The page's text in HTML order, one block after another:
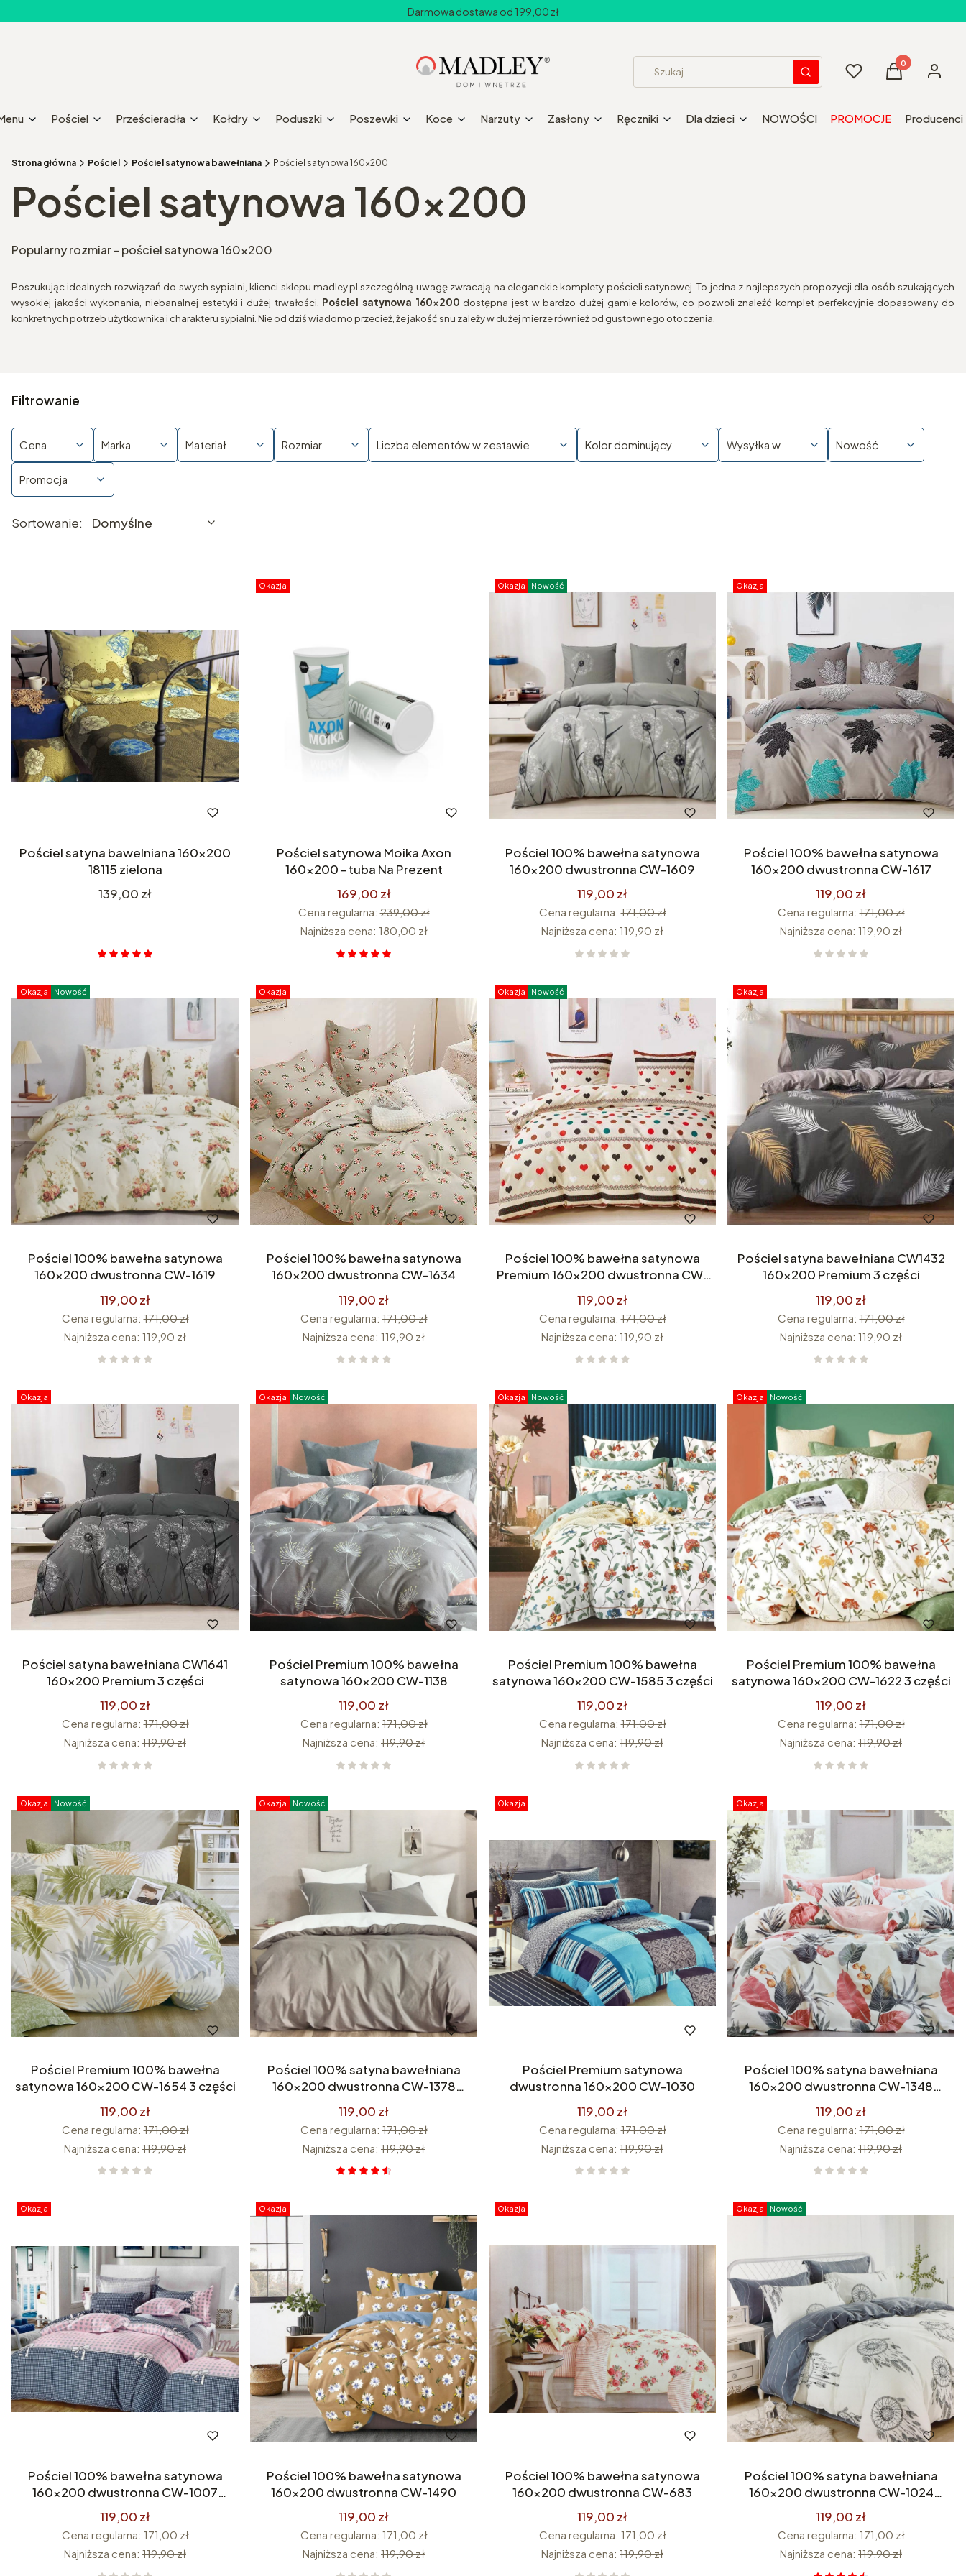
Darmowa dostawa od 199,00 zł
WyczyśćSzukaj
UlubioneProdukty w
Koszyk Zaloguj
Pościel Prześcieradła Kołdry Poduszki Poszewki Koce Narzuty Zasłony Ręczniki Dla dzieci NOWOŚCI PROMOCJE Producenci
Strona główna Pościel Pościel satynowa bawełniana Pościel satynowa 160x200
Pościel satynowa 160x200
Popularny rozmiar - pościel satynowa 160x200
Poszukując idealnych rozwiązań do swych sypialni, klienci sklepu madley.pl szczególną uwagę zwracają na eleganckie komplety pościeli satynowej. To jedna z najlepszych propozycji dla osób szukających
wysokiej jakości wykonania, niebanalnej estetyki i dużej trwałości. Pościel satynowa 160x200 dostępna jest w bardzo dużej gamie kolorów, co pozwoli znaleźć komplet perfekcyjnie dopasowany do
konkretnych potrzeb użytkownika i charakteru sypialni. Nie od dziś wiadomo przecież, że jakość snu zależy w dużej mierze również od gustownego otoczenia.
Filtrowanie
Cena Marka Materiał Rozmiar Liczba elementów w zestawie Kolor dominujący Wysyłka w Nowość
Promocja
Lista produktów
Sortowanie: Domyślne
Domyślne
Pościel satyna bawelniana 160x200
18115 zielona
Cena
139,00 zł
Okazja
Pościel satynowa Moika Axon
160x200 - tuba Na Prezent
169,00 zł
Cena regularna: 239,00 zł
Najniższa cena: 180,00 zł
Okazja Nowość
Pościel 100% bawełna satynowa
160x200 dwustronna CW-1609
119,00 zł
Cena regularna: 171,00 zł
Najniższa cena: 119,90 zł
Okazja
Pościel 100% bawełna satynowa
160x200 dwustronna CW-1617
119,00 zł
Cena regularna: 171,00 zł
Najniższa cena: 119,90 zł
Okazja Nowość
Pościel 100% bawełna satynowa
160x200 dwustronna CW-1619
119,00 zł
Cena regularna: 171,00 zł
Najniższa cena: 119,90 zł
Okazja
Pościel 100% bawełna satynowa
160x200 dwustronna CW-1634
119,00 zł
Cena regularna: 171,00 zł
Najniższa cena: 119,90 zł
Okazja Nowość
Pościel 100% bawełna satynowa
Premium 160x200 dwustronna CW-
119,00 zł
Cena regularna: 171,00 zł
Najniższa cena: 119,90 zł
Okazja
Pościel satyna bawełniana CW1432
160x200 Premium 3 części
119,00 zł
Cena regularna: 171,00 zł
Najniższa cena: 119,90 zł
Okazja
Pościel satyna bawełniana CW1641
160x200 Premium 3 części
119,00 zł
Cena regularna: 171,00 zł
Najniższa cena: 119,90 zł
Okazja Nowość
Pościel Premium 100% bawełna
satynowa 160x200 CW-1138
119,00 zł
Cena regularna: 171,00 zł
Najniższa cena: 119,90 zł
Okazja Nowość
Pościel Premium 100% bawełna
satynowa 160x200 CW-1585 3 części
119,00 zł
Cena regularna: 171,00 zł
Najniższa cena: 119,90 zł
Okazja Nowość
Pościel Premium 100% bawełna
satynowa 160x200 CW-1622 3 części
119,00 zł
Cena regularna: 171,00 zł
Najniższa cena: 119,90 zł
Okazja Nowość
Pościel Premium 100% bawełna
satynowa 160x200 CW-1654 3 części
119,00 zł
Cena regularna: 171,00 zł
Najniższa cena: 119,90 zł
Okazja Nowość
Pościel 100% satyna bawełniana
160x200 dwustronna CW-1378
119,00 zł
Cena regularna: 171,00 zł
Najniższa cena: 119,90 zł
Okazja
Pościel Premium satynowa
dwustronna 160x200 CW-1030
119,00 zł
Cena regularna: 171,00 zł
Najniższa cena: 119,90 zł
Okazja
Pościel 100% satyna bawełniana
160x200 dwustronna CW-1348
119,00 zł
Cena regularna: 171,00 zł
Najniższa cena: 119,90 zł
Okazja
Pościel 100% bawełna satynowa
160x200 dwustronna CW-1007
Premium
119,00 zł
Cena regularna: 171,00 zł
Najniższa cena: 119,90 zł
Okazja
Pościel 100% bawełna satynowa
160x200 dwustronna CW-1490
119,00 zł
Cena regularna: 171,00 zł
Najniższa cena: 119,90 zł
Okazja
Pościel 100% bawełna satynowa
160x200 dwustronna CW-683
119,00 zł
Cena regularna: 171,00 zł
Najniższa cena: 119,90 zł
Okazja Nowość
Pościel 100% satyna bawełniana
160x200 dwustronna CW-1024
Premium
119,00 zł
Cena regularna: 171,00 zł
Najniższa cena: 119,90 zł